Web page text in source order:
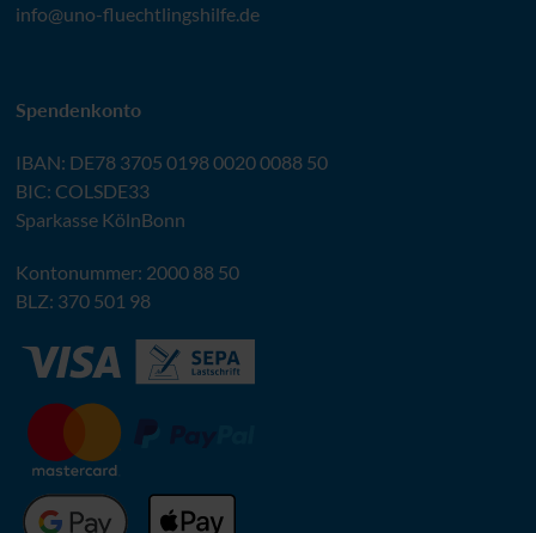
info@uno-fluechtlingshilfe.de
Spendenkonto
IBAN: DE78 3705 0198 0020 0088 50
BIC: COLSDE33
Sparkasse KölnBonn
Kontonummer: 2000 88 50
BLZ: 370 501 98